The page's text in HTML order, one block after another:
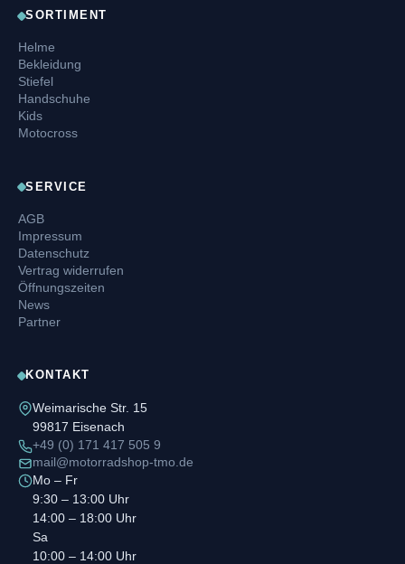
SORTIMENT
Helme
Bekleidung
Stiefel
Handschuhe
Kids
Motocross
SERVICE
AGB
Impressum
Datenschutz
Vertrag widerrufen
Öffnungszeiten
News
Partner
KONTAKT
Weimarische Str. 15
99817 Eisenach
+49 (0) 171 417 505 9
mail@motorradshop-tmo.de
Mo – Fr
9:30 – 13:00 Uhr
14:00 – 18:00 Uhr
Sa
10:00 – 14:00 Uhr